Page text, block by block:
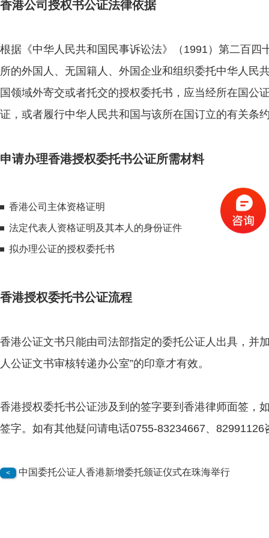
香港公司授权书公证法律依据
根据《中华人民共和国民事诉讼法》（1991）第二百
所的外国人、无国籍人、外国企业和组织委托中华人民
国领域外寄交或者托交的授权委托书，应当经所在国公
证，或者履行中华人民共和国与该所在国订立的有关条
申请办理香港授权委托书公证所需材料
香港公司主体资格证明
法定代表人资格证明及其本人的身份证件
拟办理公证的授权委托书
香港授权委托书公证流程
香港公证文书只能由司法部指定的委托公证人出具，并
人公证文书审核转递办公室”的印章才有效。
香港授权委托书公证涉及到的签字要到香港律师面签，
签字。如有其他疑问请电话0755-83234667、82991126
< 中国委托公证人香港新增委托颁证仪式在珠海举行